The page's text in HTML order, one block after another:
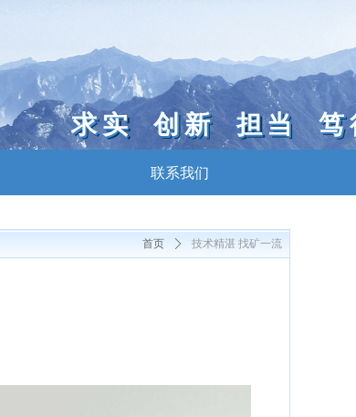
求实 创新 担当 笃
联系我们
首页 ꄲ 技术精湛 找矿一流